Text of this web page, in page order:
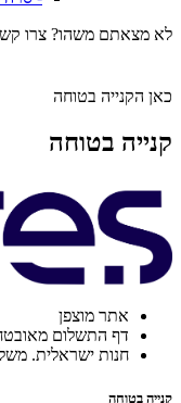
לא מצאתם משהו? צרו
כאן הקנייה בטוחה
קנייה בטוחה
אתר מוצפן
דף התשלום
חנות ישראלית.
קנייה בטוחה